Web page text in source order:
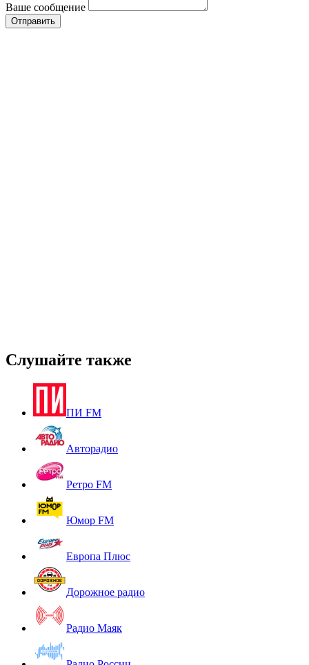
Ваше сообщение
Слушайте также
ПИ FM
Авторадио
Ретро FM
Юмор FM
Европа Плюс
Дорожное радио
Радио Маяк